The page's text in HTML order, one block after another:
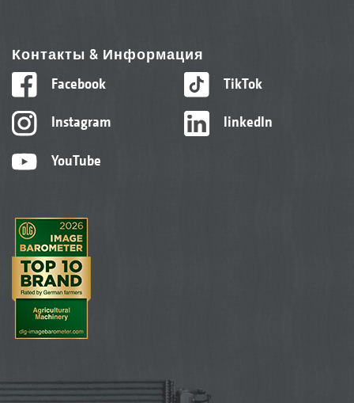
Контакты & Информация
Facebook
Instagram
YouTube
TikTok
linkedIn